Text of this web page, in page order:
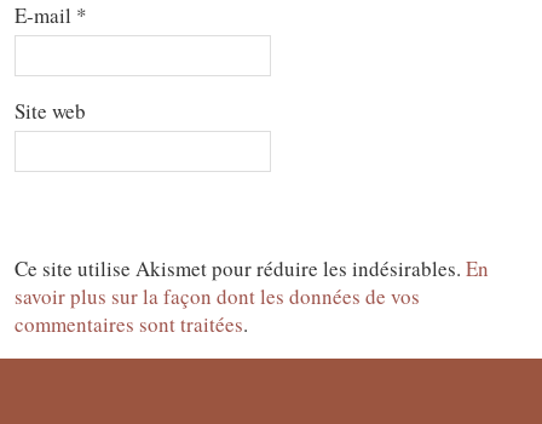
E-mail *
Site web
Ce site utilise Akismet pour réduire les indésirables. En
savoir plus sur la façon dont les données de vos
commentaires sont traitées.